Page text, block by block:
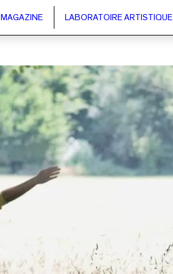
MAGAZINE LABORATOIRE ARTISTIQUE